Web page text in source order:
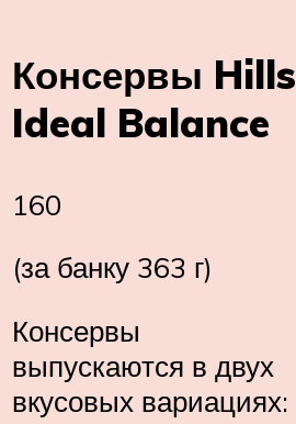
Консервы Hills
Ideal Balance
160
(за банку 363 г)
Консервы
выпускаются в двух
вкусовых вариациях: